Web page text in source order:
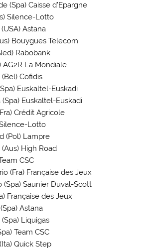
(Spa) Caisse d’Epargne
Silence-Lotto
Astana
Bouygues Telecom
Rabobank
AG2R La Mondiale
Cofidis
Euskaltel-Euskadi
Euskaltel-Euskadi
Crédit Agricole
Silence-Lotto
(Pol) Lampre
High Road
CSC
(Fra) Française des Jeux
(Spa) Saunier Duval-Scott
Française des Jeux
Astana
Liquigas
Team CSC
Quick Step